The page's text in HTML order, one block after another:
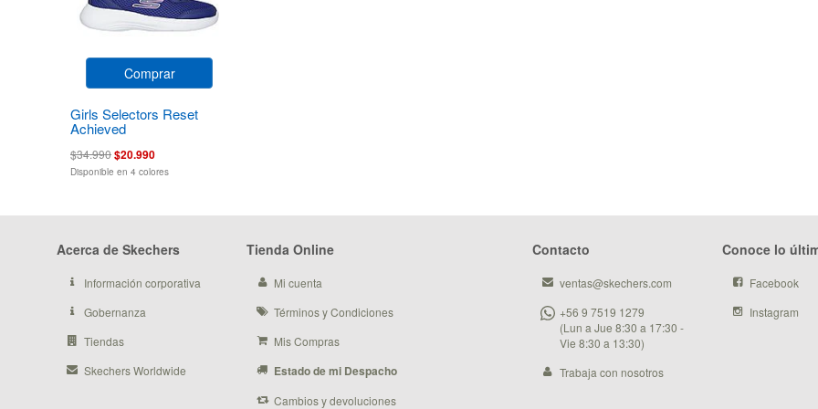
Comprar
Girls Selectors Reset
Achieved
$34.990$20.990
Disponible en 4 colores
Acerca de Skechers
Información corporativa
Gobernanza
Tiendas
Skechers Worldwide
Tienda Online
Mi cuenta
Términos y Condiciones
Mis Compras
Estado de mi Despacho
Cambios y devoluciones
Contacto
ventas@skechers.com
+56 9 7519 1279
(Lun a Jue 8:30 a 17:30 -
Vie 8:30 a 13:30)
Trabaja con nosotros
Conoce lo
Facebook
Instagram